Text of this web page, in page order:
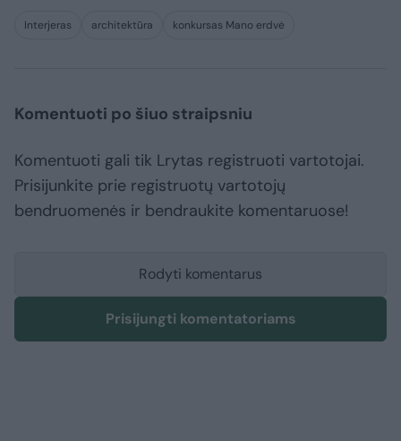
Interjeras architektūra konkursas Mano erdvė
Komentuoti po šiuo straipsniu
Komentuoti gali tik Lrytas registruoti vartotojai.
Prisijunkite prie registruotų vartotojų
bendruomenės ir bendraukite komentaruose!
Rodyti komentarus
Prisijungti komentatoriams